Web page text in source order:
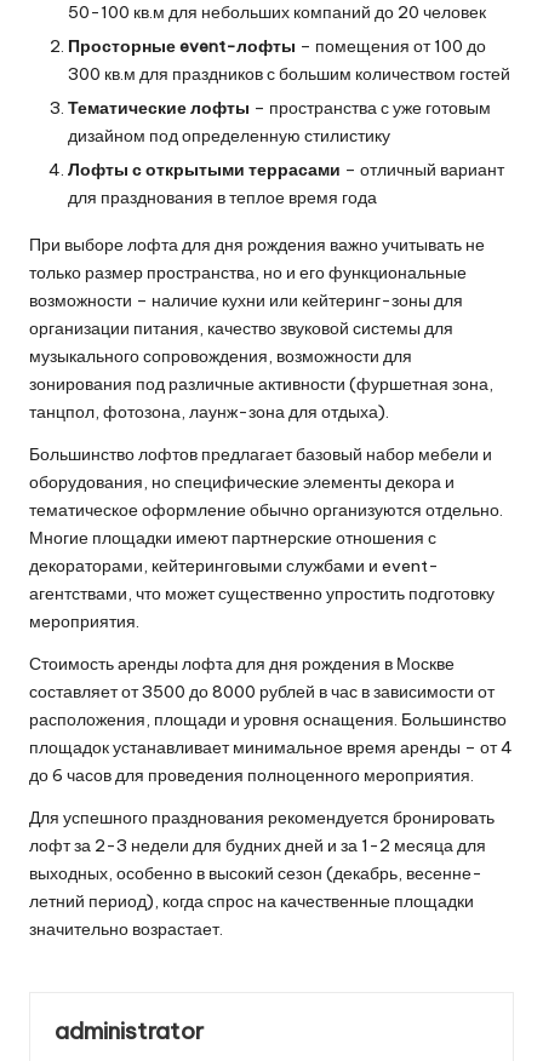
50-100 кв.м для небольших компаний до 20 человек
Просторные event-лофты – помещения от 100 до
300 кв.м для праздников с большим количеством гостей
Тематические лофты – пространства с уже готовым
дизайном под определенную стилистику
Лофты с открытыми террасами – отличный вариант
для празднования в теплое время года
При выборе лофта для дня рождения важно учитывать не
только размер пространства, но и его функциональные
возможности – наличие кухни или кейтеринг-зоны для
организации питания, качество звуковой системы для
музыкального сопровождения, возможности для
зонирования под различные активности (фуршетная зона,
танцпол, фотозона, лаунж-зона для отдыха).
Большинство лофтов предлагает базовый набор мебели и
оборудования, но специфические элементы декора и
тематическое оформление обычно организуются отдельно.
Многие площадки имеют партнерские отношения с
декораторами, кейтеринговыми службами и event-
агентствами, что может существенно упростить подготовку
мероприятия.
Стоимость аренды лофта для дня рождения в Москве
составляет от 3500 до 8000 рублей в час в зависимости от
расположения, площади и уровня оснащения. Большинство
площадок устанавливает минимальное время аренды – от 4
до 6 часов для проведения полноценного мероприятия.
Для успешного празднования рекомендуется бронировать
лофт за 2-3 недели для будних дней и за 1-2 месяца для
выходных, особенно в высокий сезон (декабрь, весенне-
летний период), когда спрос на качественные площадки
значительно возрастает.
administrator